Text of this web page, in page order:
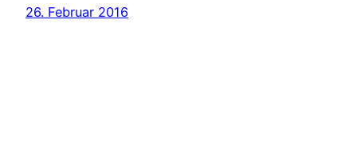
26. Februar 2016